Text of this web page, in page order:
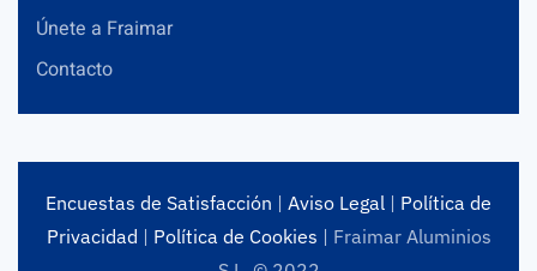
Únete a Fraimar
Contacto
Encuestas de Satisfacción | Aviso Legal | Política de
Privacidad | Política de Cookies | Fraimar Aluminios